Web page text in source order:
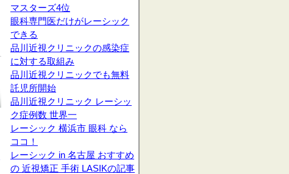
マスターズ4位
眼科専門医だけがレーシック
できる
品川近視クリニックの感染症
に対する取組み
品川近視クリニックでも無料
託児所開始
品川近視クリニック レーシッ
ク症例数 世界一
レーシック 横浜市 眼科 なら
ココ！
レーシック in 名古屋 おすすめ
の 近視矯正 手術 LASIKの記事